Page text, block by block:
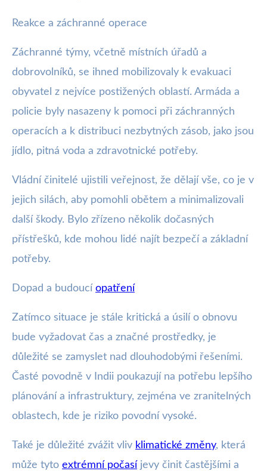
Reakce a záchranné operace
Záchranné týmy, včetně místních úřadů a
dobrovolníků, se ihned mobilizovaly k evakuaci
obyvatel z nejvíce postižených oblastí. Armáda a
policie byly nasazeny k pomoci při záchranných
operacích a k distribuci nezbytných zásob, jako jsou
jídlo, pitná voda a zdravotnické potřeby.
Vládní činitelé ujistili veřejnost, že dělají vše, co je v
jejich silách, aby pomohli obětem a minimalizovali
další škody. Bylo zřízeno několik dočasných
přístřešků, kde mohou lidé najít bezpečí a základní
potřeby.
Dopad a budoucí opatření
Zatímco situace je stále kritická a úsilí o obnovu
bude vyžadovat čas a značné prostředky, je
důležité se zamyslet nad dlouhodobými řešeními.
Časté povodně v Indii poukazují na potřebu lepšího
plánování a infrastruktury, zejména ve zranitelných
oblastech, kde je riziko povodní vysoké.
Také je důležité zvážit vliv klimatické změny, která
může tyto extrémní počasí jevy činit častějšími a